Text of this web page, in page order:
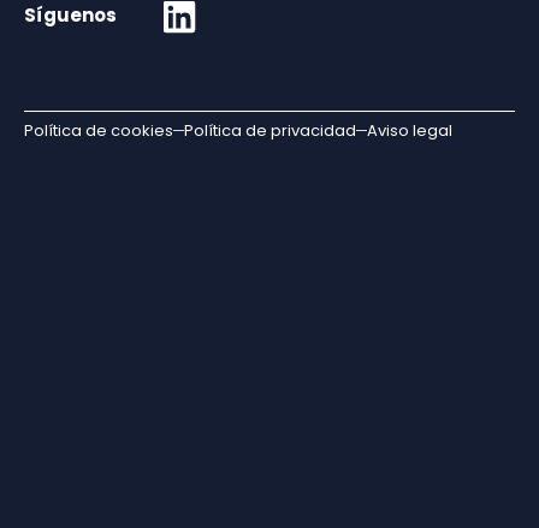
Síguenos
Política de cookies Política de privacidad Aviso legal